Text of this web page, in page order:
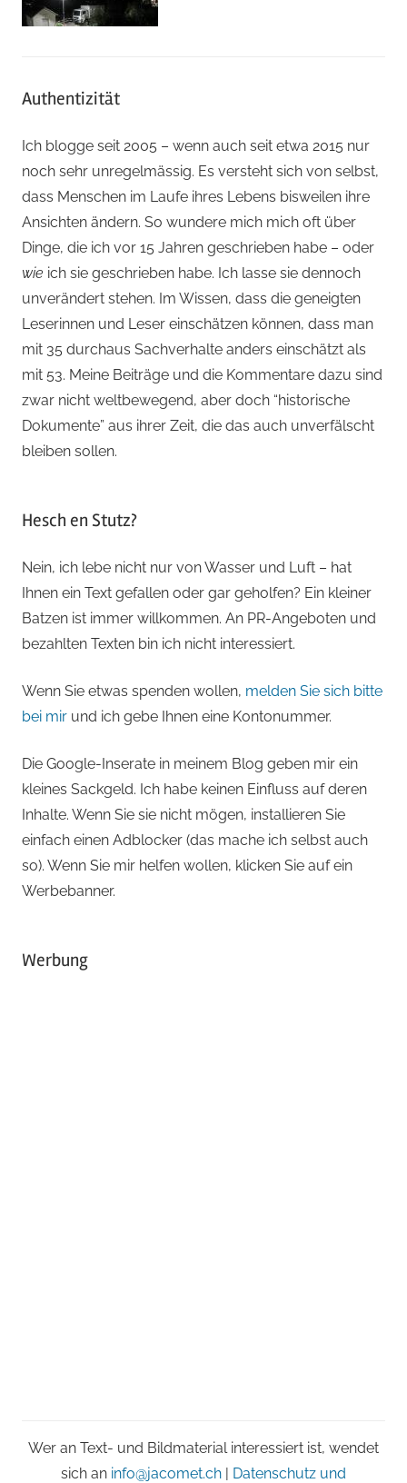
Authentizität
Ich blogge seit 2005 – wenn auch seit etwa 2015 nur
noch sehr unregelmässig. Es versteht sich von selbst,
dass Menschen im Laufe ihres Lebens bisweilen ihre
Ansichten ändern. So wundere mich mich oft über
Dinge, die ich vor 15 Jahren geschrieben habe – oder
wie ich sie geschrieben habe. Ich lasse sie dennoch
unverändert stehen. Im Wissen, dass die geneigten
Leserinnen und Leser einschätzen können, dass man
mit 35 durchaus Sachverhalte anders einschätzt als
mit 53. Meine Beiträge und die Kommentare dazu sind
zwar nicht weltbewegend, aber doch “historische
Dokumente” aus ihrer Zeit, die das auch unverfälscht
bleiben sollen.
Hesch en Stutz?
Nein, ich lebe nicht nur von Wasser und Luft – hat
Ihnen ein Text gefallen oder gar geholfen? Ein kleiner
Batzen ist immer willkommen. An PR-Angeboten und
bezahlten Texten bin ich nicht interessiert.
Wenn Sie etwas spenden wollen, melden Sie sich bitte
bei mir und ich gebe Ihnen eine Kontonummer.
Die Google-Inserate in meinem Blog geben mir ein
kleines Sackgeld. Ich habe keinen Einfluss auf deren
Inhalte. Wenn Sie sie nicht mögen, installieren Sie
einfach einen Adblocker (das mache ich selbst auch
so). Wenn Sie mir helfen wollen, klicken Sie auf ein
Werbebanner.
Werbung
Wer an Text- und Bildmaterial interessiert ist, wendet
sich an info@jacomet.ch | Datenschutz und